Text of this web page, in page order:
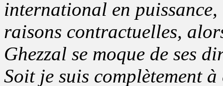
international en
raisons contractuelles,
Ghezzal se moque de ses
Soit je suis complètement